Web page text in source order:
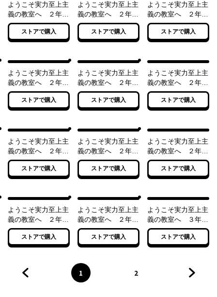
ようこそ実力至上主
義の教室へ ２年生
編４．５
ストアで購入
ようこそ実力至上主
義の教室へ ２年生
編５
ストアで購入
ようこそ実力至上主
義の教室へ ２年生
編６
ストアで購入
ようこそ実力至上主
義の教室へ ２年生
編７
ストアで購入
ようこそ実力至上主
義の教室へ ２年生
編８
ストアで購入
ようこそ実力至上主
義の教室へ ２年生
編９
ストアで購入
ようこそ実力至上主
義の教室へ ２年生
編９．５
ストアで購入
ようこそ実力至上主
義の教室へ ２年生
編１０
ストアで購入
ようこそ実力至上主
義の教室へ ２年生
編１１
ストアで購入
ようこそ実力至上主
義の教室へ ２年生
編１２
ストアで購入
ようこそ実力至上主
義の教室へ ２年生
編１２．５
ストアで購入
ようこそ実力至上主
義の教室へ ３年生
編１
ストアで購入
ページ
1
へ
2